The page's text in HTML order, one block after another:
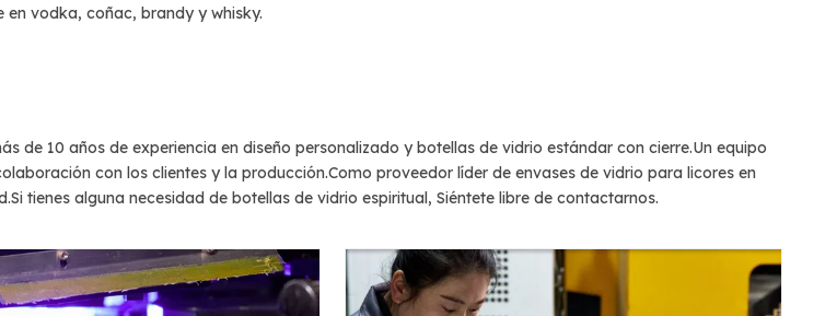
vodka, coñac, brandy y whisky.
de 10 años de experiencia en diseño personalizado y botellas de vidrio estándar con cierre.Un equipo
con los clientes y la producción.Como proveedor líder de envases de vidrio para licores en
tienes alguna necesidad de botellas de vidrio espiritual, Siéntete libre de contactarnos.